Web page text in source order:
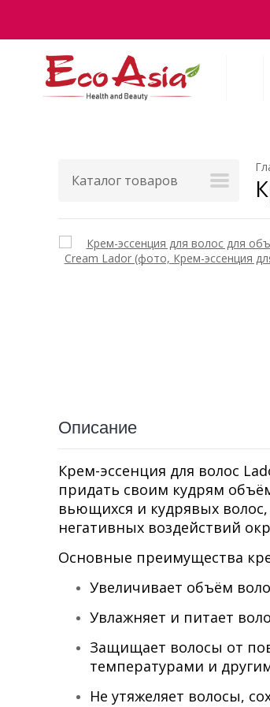
Каталог товаров
Описание
Крем-эссенция для волос
придать своим кудрям
вьющихся и кудрявых
негативных воздействий
Основные преимущества
Увеличивает объём
Увлажняет и питает
Защищает волосы от
температурами и
Не утяжеляет волосы,